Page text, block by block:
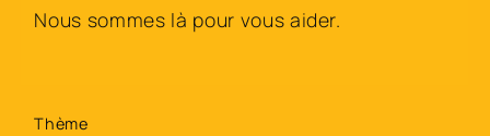
Nous sommes là pour vous aider.
Thème